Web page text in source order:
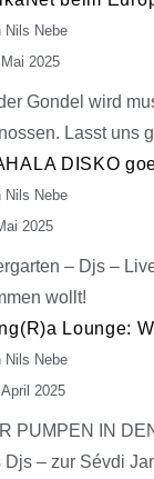
Nils Nebe
2025
Gondel wird
Lasst uns
DISKO
Nils Nebe
2025
– Djs –
wollt!
Lounge:
Nils Nebe
2025
PUMPEN IN
Djs – zur Sévdi